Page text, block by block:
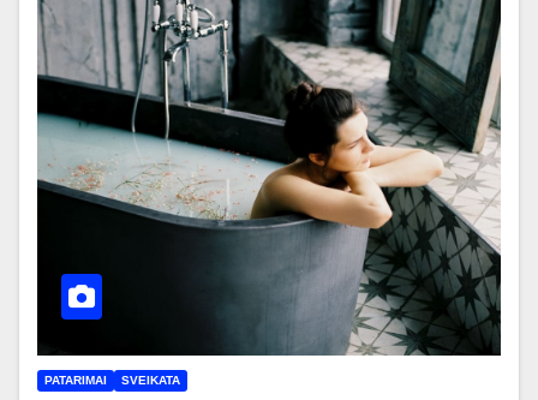
PATARIMAI SVEIKATA